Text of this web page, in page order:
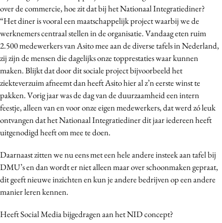
over de commercie, hoe zit dat bij het Nationaal Integratiediner?
“Het diner is vooral een maatschappelijk project waarbij we de
werknemers centraal stellen in de organisatie. Vandaag eten ruim
2.500 medewerkers van Asito mee aan de diverse tafels in Nederland,
zij zijn de mensen die dagelijks onze topprestaties waar kunnen
maken. Blijkt dat door dit sociale project bijvoorbeeld het
ziekteverzuim afneemt dan heeft Asito hier al z’n eerste winst te
pakken. Vorig jaar was de dag van de duurzaamheid een intern
feestje, alleen van en voor onze eigen medewerkers, dat werd zó leuk
ontvangen dat het Nationaal Integratiediner dit jaar iedereen heeft
uitgenodigd heeft om mee te doen.
Daarnaast zitten we nu eens met een hele andere insteek aan tafel bij
DMU’s en dan wordt er niet alleen maar over schoonmaken gepraat,
dit geeft nieuwe inzichten en kun je andere bedrijven op een andere
manier leren kennen.
Heeft Social Media bijgedragen aan het NID concept?